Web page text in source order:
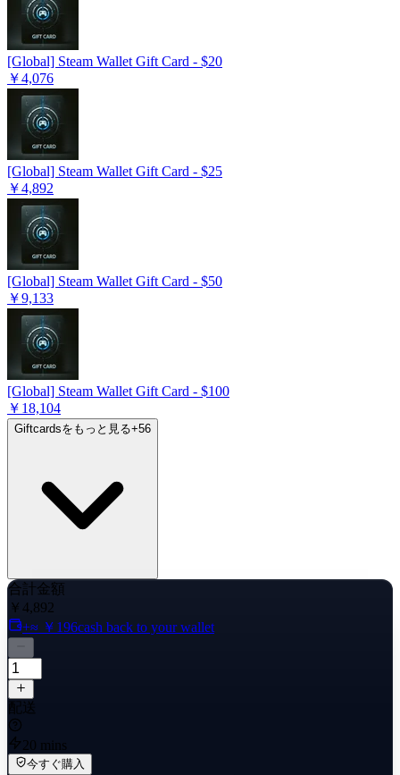
[Global] Steam Wallet Gift Card - $20
￥4,076
[Global] Steam Wallet Gift Card - $25
￥4,892
[Global] Steam Wallet Gift Card - $50
￥9,133
[Global] Steam Wallet Gift Card - $100
￥18,104
Giftcardsをもっと見る+56
合計金額
￥4,892
+≈ ￥196cash back to your wallet
配送
20 mins
今すぐ購入